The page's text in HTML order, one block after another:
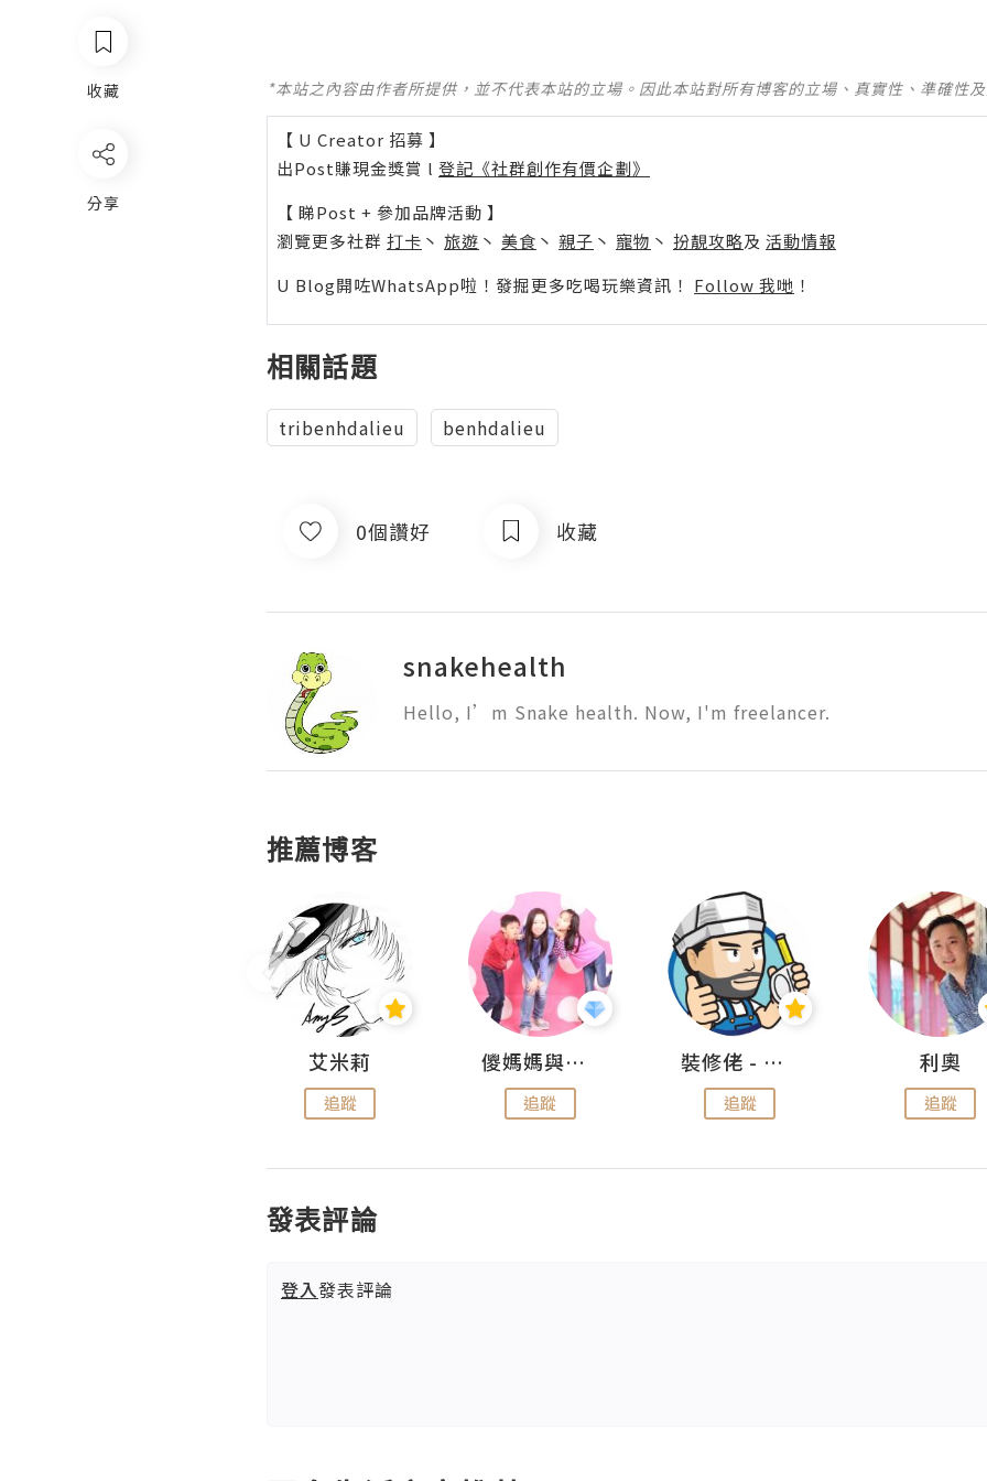
收藏
分享
*本站之內容由作者所提供，並不代表本站的立場。因此本站對所有博客的立場、真實性、準確性
【 U Creator 招募 】
出Post賺現金獎賞 l 登記《社群創作有價企劃》
【 睇Post + 參加品牌活動 】
瀏覽更多社群 打卡 丶 旅遊 丶 美食 丶 親子 丶 寵物 丶 扮靚攻略及 活動情報
U Blog開咗WhatsApp啦！發掘更多吃喝玩樂資訊！ Follow 我哋 ！
相關話題
tribenhdalieu benhdalieu
0個讚好 收藏
snakehealth
Hello, I’m Snake health. Now, I'm freelancer.
推薦博客
艾米莉
追蹤
儍媽媽與兩隻小魔怪之家
追蹤
裝修佬 - 香港一站式網上裝修平台
追蹤
利奧
追蹤
發表評論
登入發表評論